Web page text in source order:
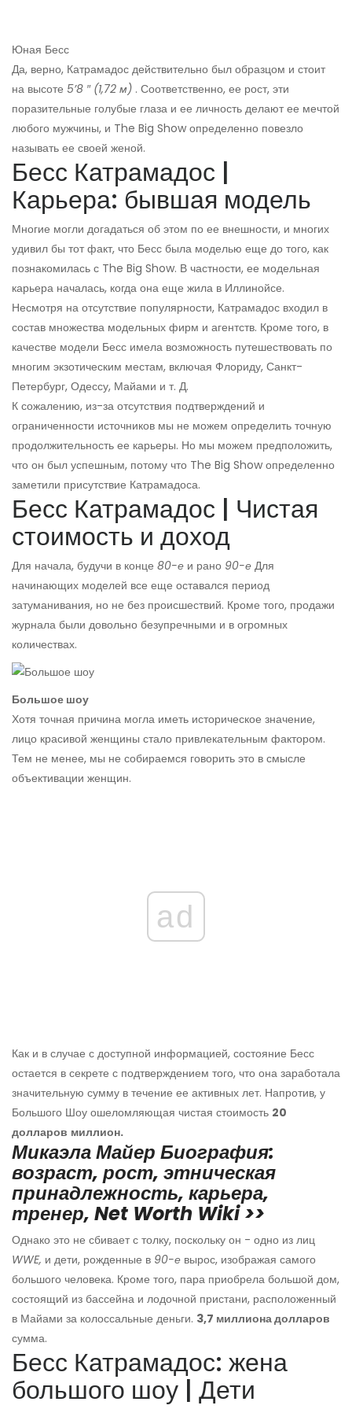
Юная Бесс
Да, верно, Катрамадос действительно был образцом и стоит
на высоте 5’8 ″ (1,72 м) . Соответственно, ее рост, эти
поразительные голубые глаза и ее личность делают ее мечтой
любого мужчины, и The Big Show определенно повезло
называть ее своей женой.
Бесс Катрамадос |
Карьера: бывшая модель
Многие могли догадаться об этом по ее внешности, и многих
удивил бы тот факт, что Бесс была моделью еще до того, как
познакомилась с The Big Show. В частности, ее модельная
карьера началась, когда она еще жила в Иллинойсе.
Несмотря на отсутствие популярности, Катрамадос входил в
состав множества модельных фирм и агентств. Кроме того, в
качестве модели Бесс имела возможность путешествовать по
многим экзотическим местам, включая Флориду, Санкт-
Петербург, Одессу, Майами и т. Д.
К сожалению, из-за отсутствия подтверждений и
ограниченности источников мы не можем определить точную
продолжительность ее карьеры. Но мы можем предположить,
что он был успешным, потому что The Big Show определенно
заметили присутствие Катрамадоса.
Бесс Катрамадос | Чистая
стоимость и доход
Для начала, будучи в конце 80-е и рано 90-е Для
начинающих моделей все еще оставался период
затуманивания, но не без происшествий. Кроме того, продажи
журнала были довольно безупречными и в огромных
количествах.
Большое шоу
Хотя точная причина могла иметь историческое значение,
лицо красивой женщины стало привлекательным фактором.
Тем не менее, мы не собираемся говорить это в смысле
объективации женщин.
ad
Как и в случае с доступной информацией, состояние Бесс
остается в секрете с подтверждением того, что она заработала
значительную сумму в течение ее активных лет. Напротив, у
Большого Шоу ошеломляющая чистая стоимость 20
долларов миллион.
Микаэла Майер Биография:
возраст, рост, этническая
принадлежность, карьера,
тренер, Net Worth Wiki >>
Однако это не сбивает с толку, поскольку он - одно из лиц
WWE, и дети, рожденные в 90-е вырос, изображая самого
большого человека. Кроме того, пара приобрела большой дом,
состоящий из бассейна и лодочной пристани, расположенный
в Майами за колоссальные деньги. 3,7 миллиона долларов
сумма.
Бесс Катрамадос: жена
большого шоу | Дети